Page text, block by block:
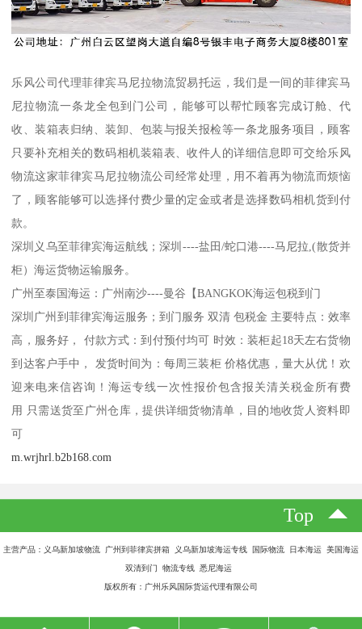
乐风公司代理菲律宾马尼拉物流贸易托运，我们是一间的菲律宾马
尼拉物流一条龙全包到门公司，能够可以帮忙顾客完成订舱、代
收、装箱表归纳、装卸、包装与报关报检等一条龙服务项目，顾客
只要补充相关的数码相机装箱表、收件人的详细信息即可交给乐风
物流这家菲律宾马尼拉物流公司经常处理，用不着再为物流而烦恼
了，顾客能够可以选择付费少量的定金或者是选择数码相机货到付
款。
深圳义乌至菲律宾海运航线；深圳----盐田/蛇口港----马尼拉,(散货并
柜）海运货物运输服务。
广州至泰国海运：广州南沙----曼谷【BANGKOK海运包税到门
深圳广州到菲律宾海运服务；到门服务 双清 包税金 主要特点：效率
高，服务好， 付款方式：到付预付均可 时效：装柜起18天左右货物
到达客户手中， 发货时间为：每周三装柜 价格优惠，量大从优！欢
迎来电来信咨询！海运专线一次性报价包含报关清关税金所有费
用 只需送货至广州仓库，提供详细货物清单，目的地收货人资料即
可
m.wrjhrl.b2b168.com
Top
主营产品：义乌新加坡物流 广州到菲律宾拼箱 义乌新加坡海运专线 国际物流 日本海运 美国海运
双清到门 物流专线 悉尼海运
版权所有：广州乐风国际货运代理有限公司